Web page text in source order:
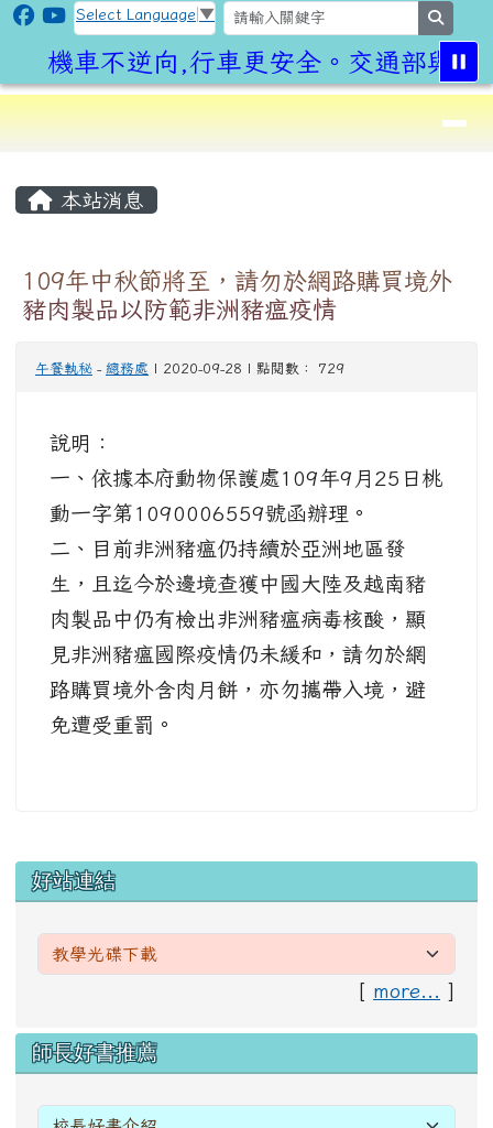
跳至主內容區
CLPS Site
Select Language ▼
機車不逆向,行車更安全。交通部與桃
⏸
導覽列
本站消息
109年中秋節將至，請勿於網路購買境外
豬肉製品以防範非洲豬瘟疫情
午餐執秘 - 總務處 | 2020-09-28 | 點閱數： 729
說明：
一、依據本府動物保護處109年9月25日桃
動一字第1090006559號函辦理。
二、目前非洲豬瘟仍持續於亞洲地區發
生，且迄今於邊境查獲中國大陸及越南豬
肉製品中仍有檢出非洲豬瘟病毒核酸，顯
見非洲豬瘟國際疫情仍未緩和，請勿於網
路購買境外含肉月餅，亦勿攜帶入境，避
免遭受重罰。
左邊區域內容
好站連結
[ more... ]
右邊區域內容
師長好書推薦